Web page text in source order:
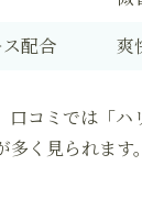
配合 爽
口コミでは「ハ
く見られま